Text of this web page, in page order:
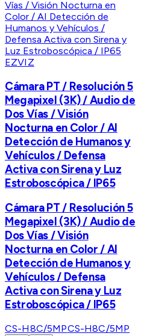
EZVIZ
Cámara PT / Resolución 5
Megapixel (3K) / Audio de
Dos Vías / Visión
Nocturna en Color / AI
Detección de Humanos y
Vehículos / Defensa
Activa con Sirena y Luz
Estroboscópica / IP65
Cámara PT / Resolución 5
Megapixel (3K) / Audio de
Dos Vías / Visión
Nocturna en Color / AI
Detección de Humanos y
Vehículos / Defensa
Activa con Sirena y Luz
Estroboscópica / IP65
CS-H8C/5MPCS-H8C/5MP